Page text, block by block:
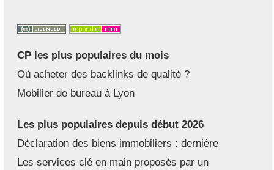
CP les plus populaires du mois
Où acheter des backlinks de qualité ?
Mobilier de bureau à Lyon
Les plus populaires depuis début 2026
Déclaration des biens immobiliers : dernière
Les services clé en main proposés par un